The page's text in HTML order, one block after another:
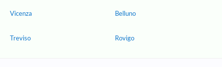
Vicenza
Treviso
Belluno
Rovigo